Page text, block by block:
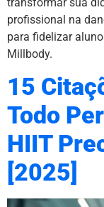
profissional na
para fidelizar
Millbody.
15
Todo
HIIT
[2025]